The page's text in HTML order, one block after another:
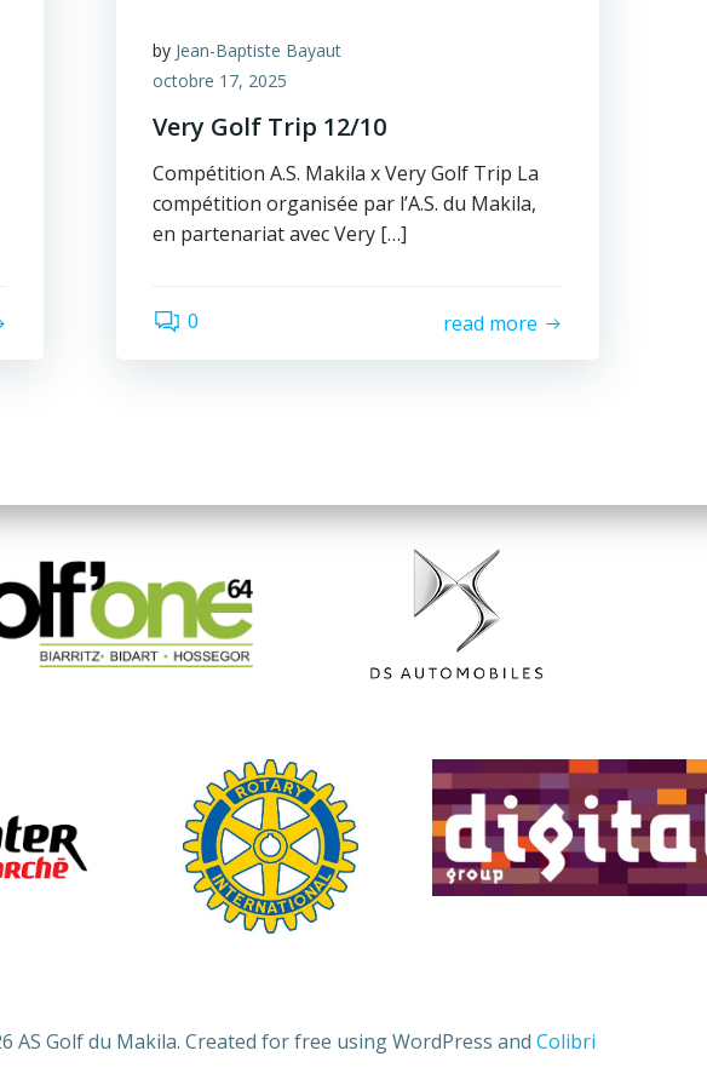
by Jean-Baptiste Bayaut
octobre 17, 2025
Very Golf Trip 12/10
Compétition A.S. Makila x Very Golf Trip La
compétition organisée par l’A.S. du Makila,
en partenariat avec Very […]
0 read more
AS Golf du Makila. Created for free using WordPress and Colibri